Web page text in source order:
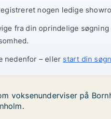
nogen ledige
fra din oprindelige
nedenfor – eller start din
voksenunderviser på